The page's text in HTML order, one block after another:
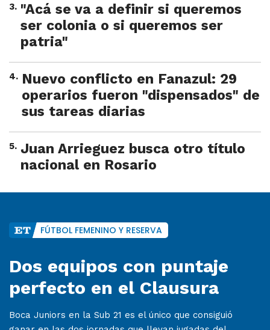
3. "Acá se va a definir si queremos
ser colonia o si queremos ser
patria"
4. Nuevo conflicto en Fanazul: 29
operarios fueron "dispensados" de
sus tareas diarias
5. Juan Arrieguez busca otro título
nacional en Rosario
FÚTBOL FEMENINO Y RESERVA
Dos equipos con puntaje
perfecto en el Clausura
Boca Juniors en la Sub 21 es el único que consiguió